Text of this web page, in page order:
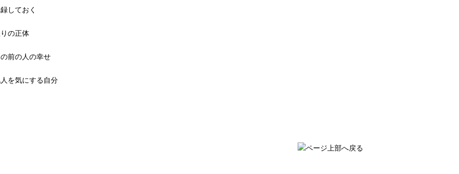
しておく
の正体
前の人の幸せ
を気にする自分